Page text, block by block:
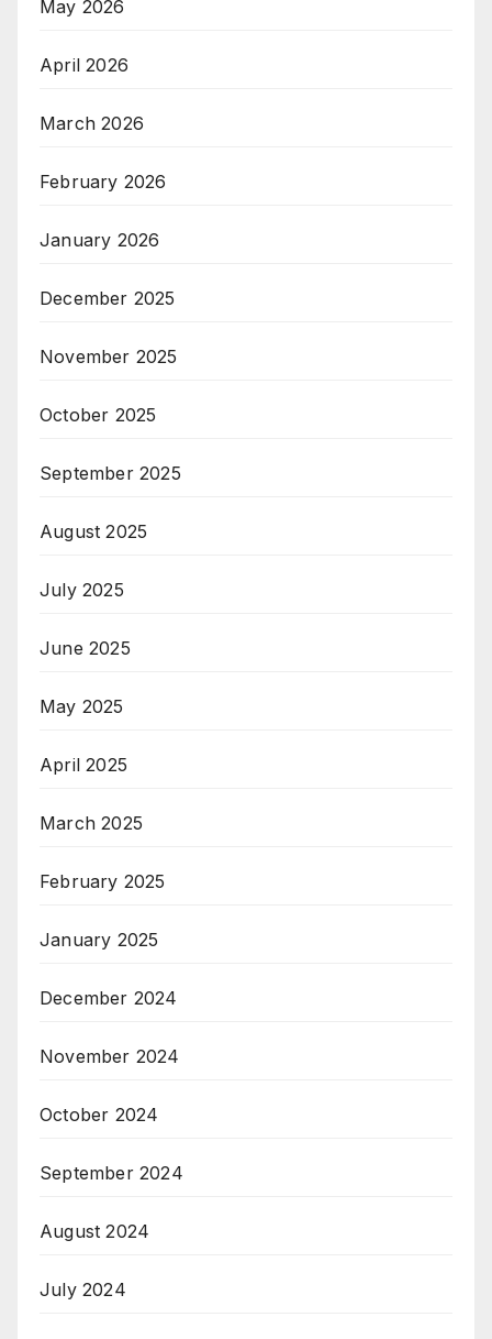
May 2026
April 2026
March 2026
February 2026
January 2026
December 2025
November 2025
October 2025
September 2025
August 2025
July 2025
June 2025
May 2025
April 2025
March 2025
February 2025
January 2025
December 2024
November 2024
October 2024
September 2024
August 2024
July 2024